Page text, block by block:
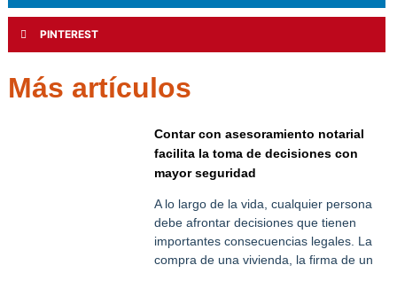
PINTEREST
Más artículos
Contar con asesoramiento notarial
facilita la toma de decisiones con
mayor seguridad
A lo largo de la vida, cualquier persona
debe afrontar decisiones que tienen
importantes consecuencias legales. La
compra de una vivienda, la firma de un